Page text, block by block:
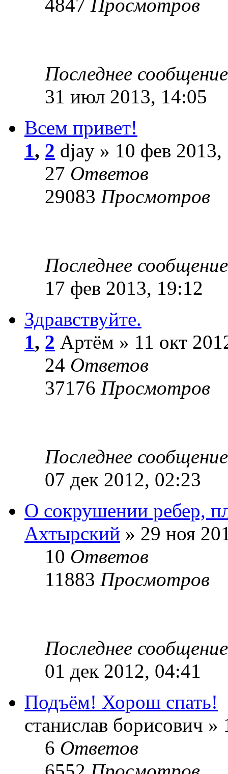
4847 Просмотров
Последнее
31 июл 2013, 14:05
Всем привет!
1, 2 djay » 10 фев 2013,
27 Ответов
29083 Просмотров
Последнее
17 фев 2013, 19:12
Здравствуйте.
1, 2 Артём » 11 окт
24 Ответов
37176 Просмотров
Последнее
07 дек 2012, 02:23
О сокрушении ребер,
Ахтырский » 29 ноя
10 Ответов
11883 Просмотров
Последнее
01 дек 2012, 04:41
Подъём! Хорош спать!
станислав борисович
6 Ответов